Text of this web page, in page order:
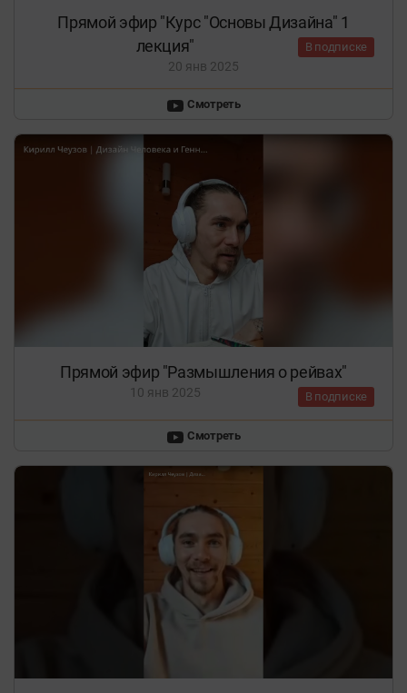
Прямой эфир "Курс "Основы Дизайна" 1
лекция"
В подписке
20 янв 2025
Смотреть
Прямой эфир "Размышления о рейвах"
В подписке
10 янв 2025
Смотреть